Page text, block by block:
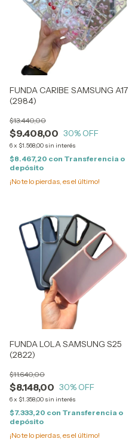
FUNDA CARIBE SAMSUNG A17
(2984)
$9.408,00
$13.440,00
30% OFF
6x $1.568,00 sin interés
$8.467,20 con Transferencia o
depósito
¡No te lo pierdas, es el último!
FUNDA LOLA SAMSUNG S25
(2822)
$8.148,00
$11.640,00
30% OFF
6x $1.358,00 sin interés
$7.333,20 con Transferencia o
depósito
¡No te lo pierdas, es el último!